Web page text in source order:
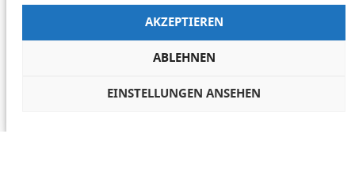
AKZEPTIEREN
ABLEHNEN
EINSTELLUNGEN ANSEHEN